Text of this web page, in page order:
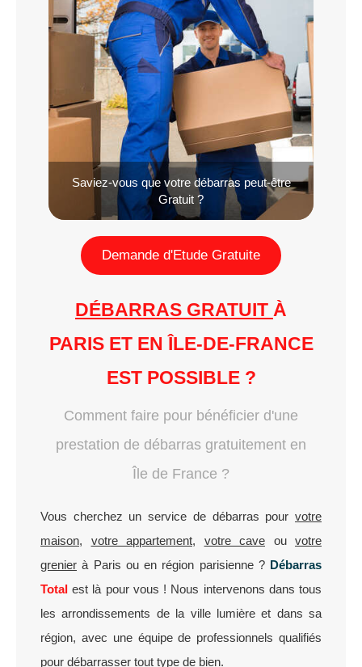
Saviez-vous que votre débarras peut-être
Gratuit ?
Demande d'Etude Gratuite
DÉBARRAS GRATUIT À
PARIS ET EN ÎLE-DE-FRANCE
EST POSSIBLE ?
Comment faire pour bénéficier d'une
prestation de débarras gratuitement en
Île de France ?
Vous cherchez un service de débarras pour votre
maison, votre appartement, votre cave ou votre
grenier à Paris ou en région parisienne ? Débarras
Total est là pour vous ! Nous intervenons dans tous
les arrondissements de la ville lumière et dans sa
région, avec une équipe de professionnels qualifiés
pour débarrasser tout type de bien.